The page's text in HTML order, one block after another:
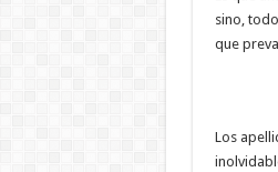
sino,
que
Los